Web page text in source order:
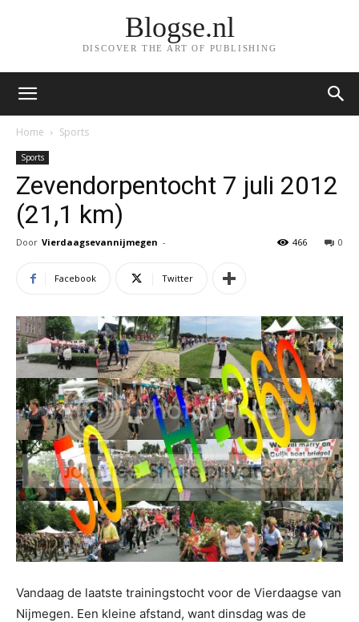
Blogse.nl
DISCOVER THE ART OF PUBLISHING
Home Sports
Sports
Zevendorpentocht 7 juli 2012
(21,1 km)
Door Vierdaagsevannijmegen - 0
466
Facebook Twitter
Vandaag de laatste trainingstocht voor de Vierdaagse van
Nijmegen. Een kleine afstand, want dinsdag was de